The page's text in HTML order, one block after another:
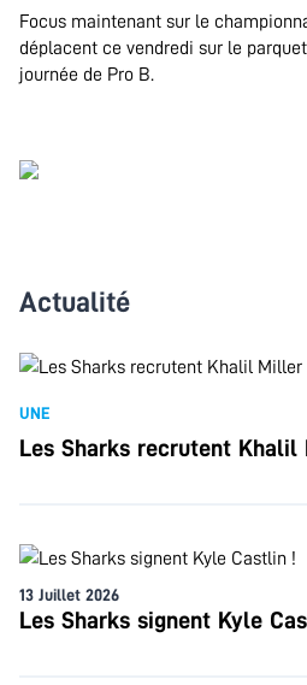
Focus maintenant sur le
déplacent ce vendredi sur le
journée de Pro B.
Actualité
UNE
Les Sharks recrutent Khalil
13 Juillet 2026
Les Sharks signent Kyle